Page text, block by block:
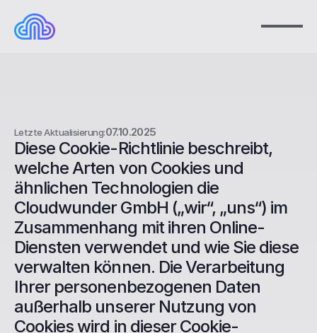
Cookie-Richtlinie
Letzte Aktualisierung:07.10.2025
Diese Cookie-Richtlinie beschreibt,
welche Arten von Cookies und
ähnlichen Technologien die
Cloudwunder GmbH („wir“, „uns“) im
Zusammenhang mit ihren Online-
Diensten verwendet und wie Sie diese
verwalten können. Die Verarbeitung
Ihrer personenbezogenen Daten
außerhalb unserer Nutzung von
Cookies wird in dieser Cookie-